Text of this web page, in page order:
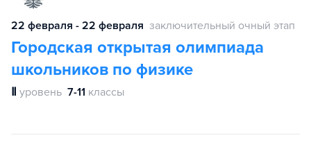
22 февраля - 22 февраля заключительный очный этап
Городская открытая олимпиада
школьников по физике
Ⅱ уровень 7-11 классы